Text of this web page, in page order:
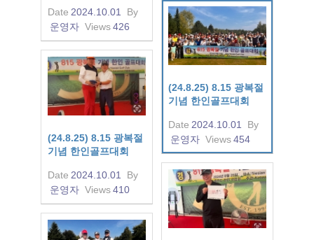
Date 2024.10.01
By
운영자 Views426
(24.8.25) 8.15 광복절
기념 한인골프대회
Date 2024.10.01
By
운영자 Views454
(24.8.25) 8.15 광복절
기념 한인골프대회
Date 2024.10.01
By
운영자 Views410